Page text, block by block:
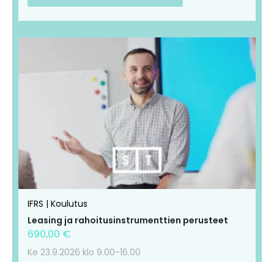
IFRS | Koulutus
Leasing ja rahoitusinstrumenttien perusteet
690,00 €
Ke 23.9.2026 klo 9.00-16.00